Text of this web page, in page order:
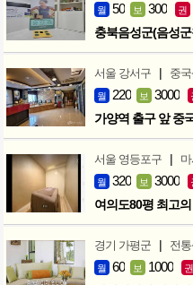
월 50 보 300 권
충북음성군(음성
서울 강서구 | 중
월 220 보 3000
가양역 출구 앞 중
서울 영등포구 |
월 320 보 3000
여의도80평 최고
경기 가평군 | 전
월 60 보 1000 권